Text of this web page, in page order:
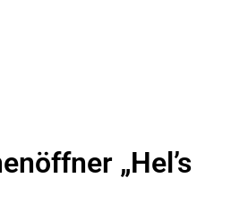
„Hel’s